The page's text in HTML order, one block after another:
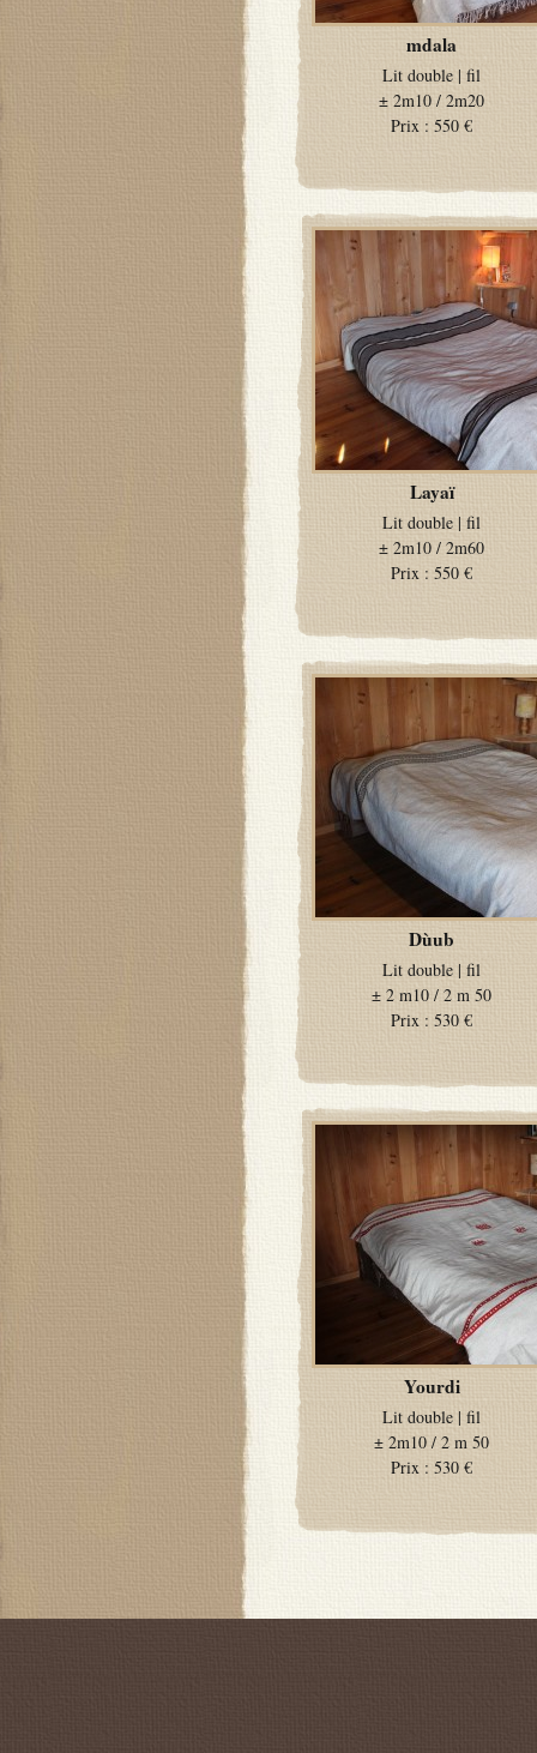
mdala
Lit double | fil
± 2m10 / 2m20
Prix : 550 €
Layaï
Lit double | fil
± 2m10 / 2m60
Prix : 550 €
Dùub
Lit double | fil
± 2 m10 / 2 m 50
Prix : 530 €
Yourdi
Lit double | fil
± 2m10 / 2 m 50
Prix : 530 €